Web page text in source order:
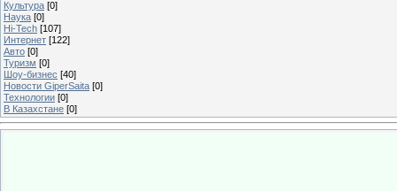
Культура [0]
Наука [0]
Hi-Tech [107]
Интернет [122]
Авто [0]
Туризм [0]
Шоу-бизнес [40]
Новости GiperSaita [0]
Технологии [0]
В Казахстане [0]